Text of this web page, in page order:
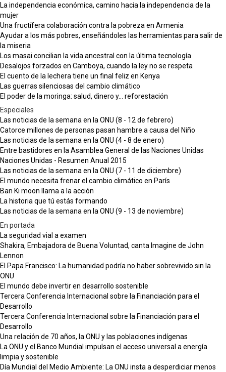
La independencia económica, camino hacia la independencia de la
mujer
Una fructífera colaboración contra la pobreza en Armenia
Ayudar a los más pobres, enseñándoles las herramientas para salir de
la miseria
Los masai concilian la vida ancestral con la última tecnología
Desalojos forzados en Camboya, cuando la ley no se respeta
El cuento de la lechera tiene un final feliz en Kenya
Las guerras silenciosas del cambio climático
El poder de la moringa: salud, dinero y... reforestación
Especiales
Las noticias de la semana en la ONU (8 - 12 de febrero)
Catorce millones de personas pasan hambre a causa del Niño
Las noticias de la semana en la ONU (4 - 8 de enero)
Entre bastidores en la Asamblea General de las Naciones Unidas
Naciones Unidas - Resumen Anual 2015
Las noticias de la semana en la ONU (7 - 11 de diciembre)
El mundo necesita frenar el cambio climático en París
Ban Ki moon llama a la acción
La historia que tú estás formando
Las noticias de la semana en la ONU (9 - 13 de noviembre)
En portada
La seguridad vial a examen
Shakira, Embajadora de Buena Voluntad, canta Imagine de John
Lennon
El Papa Francisco: La humanidad podría no haber sobrevivido sin la
ONU
El mundo debe invertir en desarrollo sostenible
Tercera Conferencia Internacional sobre la Financiación para el
Desarrollo
Tercera Conferencia Internacional sobre la Financiación para el
Desarrollo
Una relación de 70 años, la ONU y las poblaciones indígenas
La ONU y el Banco Mundial impulsan el acceso universal a energía
limpia y sostenible
Día Mundial del Medio Ambiente: La ONU insta a desperdiciar menos